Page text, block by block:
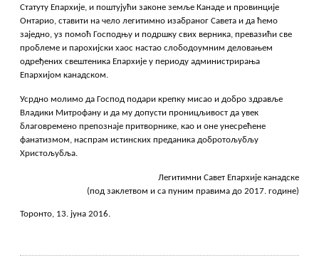
Статуту Епархије, и поштујући законе земље Канаде и провинције
Онтарио, ставити на чело легитимно изабраног Савета и да ћемо
заједно, уз помоћ Господњу и подршку свих верника, превазићи све
проблеме и парохијски хаос настао слободоумним деловањем
одређених свештеника Епархије у периоду администрирања
Епархијом канадском.
Усрдно молимо да Господ подари крепку мисао и добро здравље
Владики Митрофану и да му допусти проницљивост да увек
благовремено препознаје притворнике, као и оне унесрећене
фанатизмом, наспрам истинских преданика добротољубљу
Христољубља.
Легитимни Савет Епархије канадске
(под заклетвом и са пуним правима до 2017. године)
Торонто, 13. јуна 2016.